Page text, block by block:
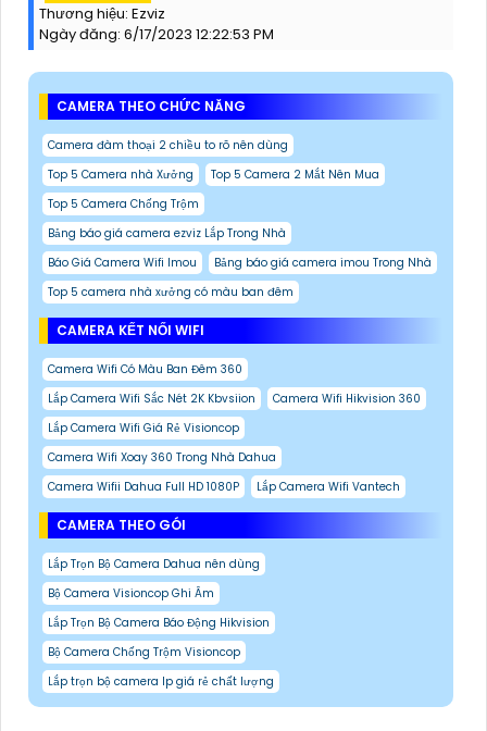
Thương hiệu: Ezviz
Ngày đăng: 6/17/2023 12:22:53 PM
CAMERA THEO CHỨC NĂNG
Camera đàm thoại 2 chiều to rõ nên dùng
Top 5 Camera nhà Xưởng
Top 5 Camera 2 Mắt Nên Mua
Top 5 Camera Chống Trộm
Bảng báo giá camera ezviz Lắp Trong Nhà
Báo Giá Camera Wifi Imou
Bảng báo giá camera imou Trong Nhà
Top 5 camera nhà xưởng có màu ban đêm
CAMERA KẾT NỐI WIFI
Camera Wifi Có Màu Ban Đêm 360
Lắp Camera Wifi Sắc Nét 2K Kbvsiion
Camera Wifi Hikvision 360
Lắp Camera Wifi Giá Rẻ Visioncop
Camera Wifi Xoay 360 Trong Nhà Dahua
Camera Wifii Dahua Full HD 1080P
Lắp Camera Wifi Vantech
CAMERA THEO GÓI
Lắp Trọn Bộ Camera Dahua nên dùng
Bộ Camera Visioncop Ghi Âm
Lắp Trọn Bộ Camera Báo Động Hikvision
Bộ Camera Chống Trộm Visioncop
Lắp trọn bộ camera Ip giá rẻ chất lượng